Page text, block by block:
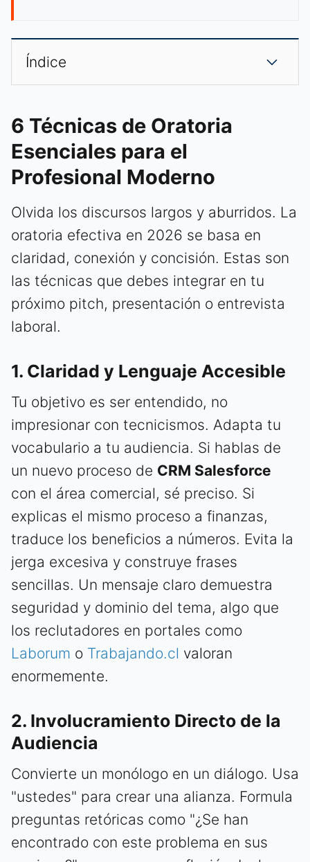
Índice
6 Técnicas de Oratoria
Esenciales para el
Profesional Moderno
Olvida los discursos largos y aburridos. La
oratoria efectiva en 2026 se basa en
claridad, conexión y concisión. Estas son
las técnicas que debes integrar en tu
próximo pitch, presentación o entrevista
laboral.
1. Claridad y Lenguaje Accesible
Tu objetivo es ser entendido, no
impresionar con tecnicismos. Adapta tu
vocabulario a tu audiencia. Si hablas de
un nuevo proceso de CRM Salesforce
con el área comercial, sé preciso. Si
explicas el mismo proceso a finanzas,
traduce los beneficios a números. Evita la
jerga excesiva y construye frases
sencillas. Un mensaje claro demuestra
seguridad y dominio del tema, algo que
los reclutadores en portales como
Laborum o Trabajando.cl valoran
enormemente.
2. Involucramiento Directo de la
Audiencia
Convierte un monólogo en un diálogo. Usa
"ustedes" para crear una alianza. Formula
preguntas retóricas como "¿Se han
encontrado con este problema en sus